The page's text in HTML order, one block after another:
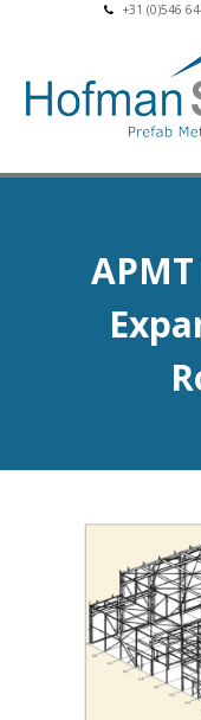
+31 (0)546